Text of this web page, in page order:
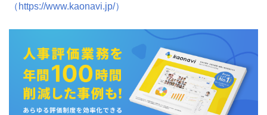
（https://www.kaonavi.jp/）